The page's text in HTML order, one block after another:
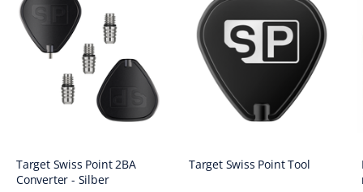
Target Swiss Point 2BA
Converter - Silber
Target Swiss Point Tool